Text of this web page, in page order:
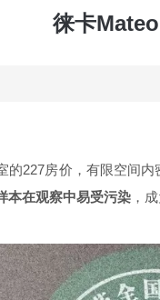
徕卡
的227房价，有限空间
本在观察中易受污染 ，